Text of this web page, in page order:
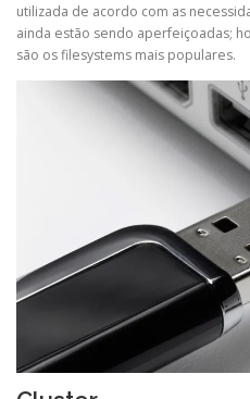
utilizada de acordo com as
ainda estão sendo aperfeiçoadas;
são os filesystems mais populares.